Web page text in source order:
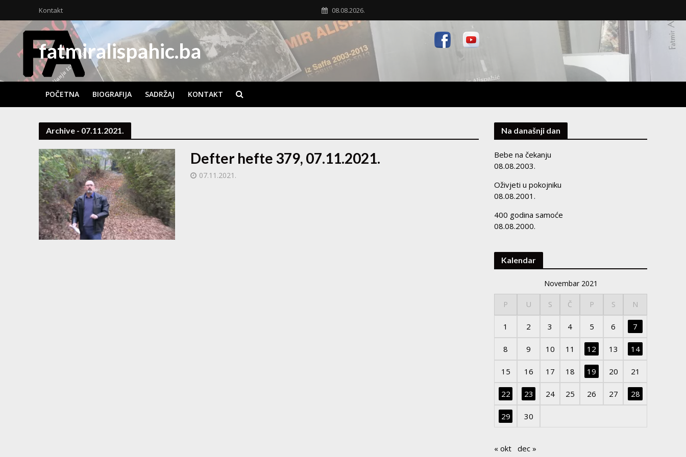
Kontakt 08.08.2026.
fatmiralispahic.ba
POČETNA BIOGRAFIJA SADRŽAJ KONTAKT
Archive - 07.11.2021.
Defter hefte 379, 07.11.2021.
07.11.2021.
Na današnji dan
Bebe na čekanju
08.08.2003.
Oživjeti u pokojniku
08.08.2001.
400 godina samoće
08.08.2000.
Kalendar
Novembar 2021
P U S Č P S N
1 2 3 4 5 6 7
8 9 10 11 12 13 14
15 16 17 18 19 20 21
22 23 24 25 26 27 28
29 30
« okt dec »